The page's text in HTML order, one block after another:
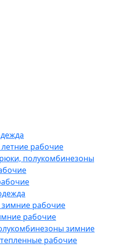
рабочие
полукомбинезоны
рабочие
рабочие
зимние
рабочие